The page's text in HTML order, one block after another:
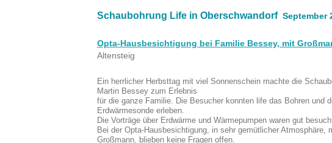
Schaubohrung Life in Oberschwandorf September
Opta-Hausbesichtigung bei Familie Bessey, mit
Altensteig
Ein herrlicher Herbsttag mit viel Sonnenschein machte die
Martin Bessey zum Erlebnis
für die ganze Familie. Die Besucher konnten life das Bohren und
Erdwärmesonde erleben.
Die Vorträge über Erdwärme und Wärmepumpen waren gut
Bei der Opta-Hausbesichtigung, in sehr gemütlicher Atmosphäre,
Großmann, blieben keine Fragen offen.